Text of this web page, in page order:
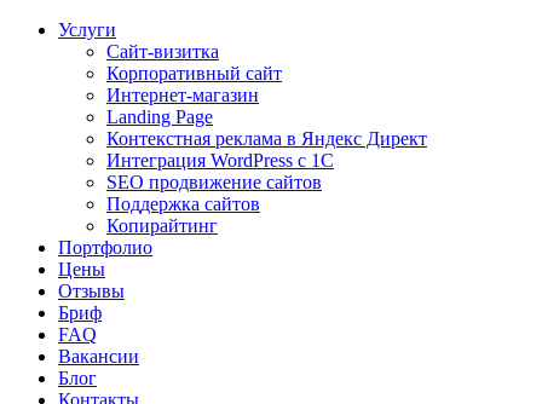
Услуги
Сайт-визитка
Корпоративный сайт
Интернет-магазин
Landing Page
Контекстная реклама в Яндекс Директ
Интеграция WordPress c 1C
SEO продвижение сайтов
Поддержка сайтов
Копирайтинг
Портфолио
Цены
Отзывы
Бриф
FAQ
Вакансии
Блог
Контакты